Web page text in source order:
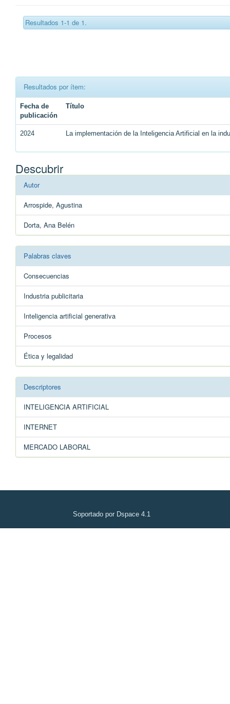
Resultados 1-1 de 1.
Resultados por ítem:
Fecha de
publicación
Título
2024 La implementación de la Inteligencia Artificial en la
Descubrir
Autor
Arrospide, Agustina
Dorta, Ana Belén
Palabras claves
Consecuencias
Industria publicitaria
Inteligencia artificial generativa
Procesos
Ética y legalidad
Descriptores
INTELIGENCIA ARTIFICIAL
INTERNET
MERCADO LABORAL
Soportado por Dspace 4.1